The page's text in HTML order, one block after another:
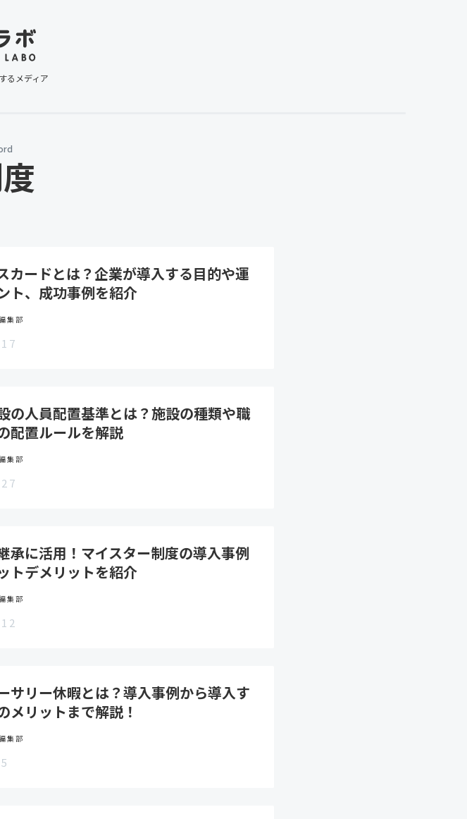
るメディア
カードとは？企業が導入する目的や運
ト、成功事例を紹介
集部
の人員配置基準とは？施設の種類や職
配置ルールを解説
集部
承に活用！マイスター制度の導入事例
トデメリットを紹介
集部
サリー休暇とは？導入事例から導入す
メリットまで解説！
集部